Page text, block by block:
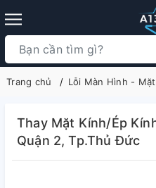
Trang chủ Lỗi Màn Hình -
Thay Mặt Kính/Ép
Quận 2, Tp.Thủ Đức